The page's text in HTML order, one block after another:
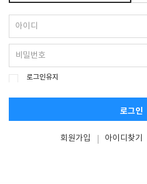
로그인유지
로그인
회원가입 아이디찾기